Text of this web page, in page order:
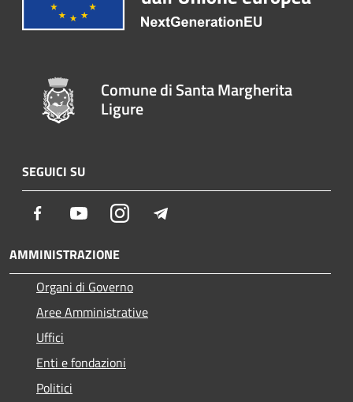
Comune di Santa Margherita
Ligure
SEGUICI SU
Facebook YoutubeInstagram
AMMINISTRAZIONE
Organi di Governo
Aree Amministrative
Uffici
Enti e fondazioni
Politici